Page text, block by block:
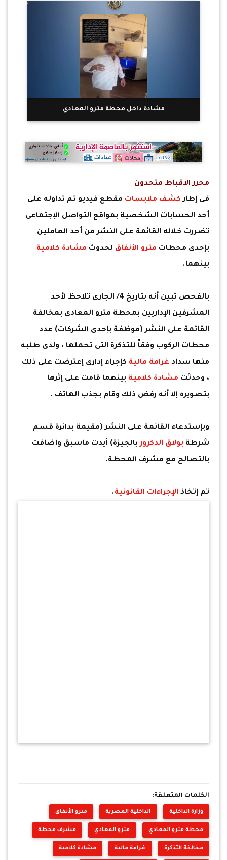
مشادة داخل محطة مترو المعادي
محرر الأقباط متحدون
فى إطاركشف ملابسات مقطع فيديو تم تداوله على
أحد الحسابات الشخصية بمواقع التواصل الإجتماعى
تضررت خلاله القائمة على النشر من أحد العاملين
بإحدى محطات مترو الأنفاق لحدوث مشادة كلامية
بينهما.
بالفحص تبين أنه بتاريخ 4/ الجارى تلاحظ لأحد
المشرفين الإداريين بمحطة مترو المعادى بمخالفة
القائمة على النشر (موظفة بإحدى الشركات) عدد
محطات الركوب وفقاً للتذكرة التى تحملها ، ولدى طلبه
منها سداد غرامة مالية كإجراء إدارى إعترضت على ذلك
، وحدثت مشادة كلامية بينهما قامت على إثرها
بتصويره إلا أنه رفض ذلك وقام بجذب الهاتف .
وبإستدعاء القائمة على النشر (مقيمة بدائرة قسم
شرطة بولاق الدكروربالجيزة) أيدت ماسبق وأضافت
بالتصالح مع مشرف المحطة.
تم إتخاذ الإجراءات القانونية.
الكلمات المتعلقة:
وزارة الداخلية الداخلية المصرية مترو الأنفاق
محطة مترو المعادي مترو المعادي مشرف محطة
مخالفة التذكرة غرامة مالية مشادة كلامية